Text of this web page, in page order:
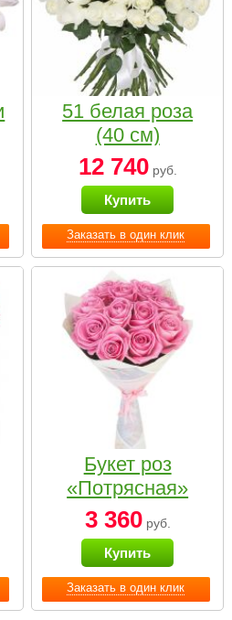
Заказать в один клик
51 белая роза
(40 см)
12 740руб.
Купить
Заказать в один клик
Букет роз
«Потрясная»
3 360руб.
Купить